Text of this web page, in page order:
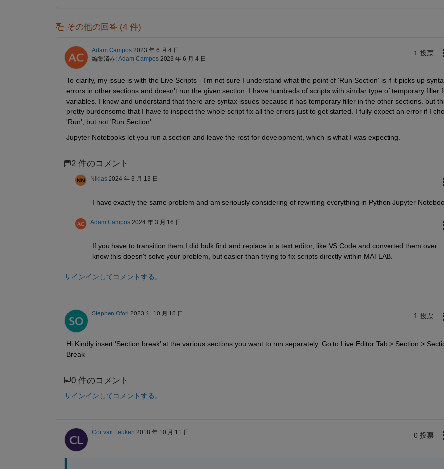
その他の回答 (4 件)
Adam Campos 2023 年 6 月 4 日
編集済み: Adam Campos 2023 年 6 月 4 日
1 投票
To clarify, my issue is with the Live Scripts - I'm not sure I understand what the point of 'Run Section' is if it picks up
errors in other sections and doesn't run the given section. I have hundreds of scripts with similar type of temporary filler
variables, I know and understand that there are syntax issues because it has temporary filler in the other sections, but
pretty burdensome that I have to inspect the whole script fix all the errors just to get started. I fully expect an error if I
'Run', but not 'Run Section'
Jupyter Notebooks let you run a section and leave the rest for development, which is what I was expecting.
2 件のコメント
Niklas 2024 年 3 月 13 日
I have exactly the same problem and am seriously considering of rewriting everything in Python Jupyter
Adam Campos 2024 年 3 月 16 日
If you have to transition them I did bulk find and replace in a text editor, like VS Code and converted them
know this doesn't solve your problem, but easier than trying to fix scripts directly within MATLAB.
サインインしてコメントする。
Stephen Ofori 2023 年 10 月 18 日 1 投票
Hi Kindly insert ‘Section break’ at the various sections you want to run separately. Go to Live Editor Tab > Section >
Break
0 件のコメント
サインインしてコメントする。
Cor van Leuken 2018 年 10 月 11 日 0 投票